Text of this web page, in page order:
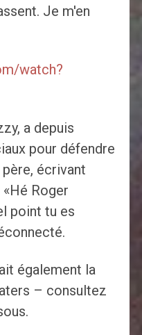
Je m'en
watch?
a depuis
pour défendre
écrivant
Roger
point tu es
également la
– consultez